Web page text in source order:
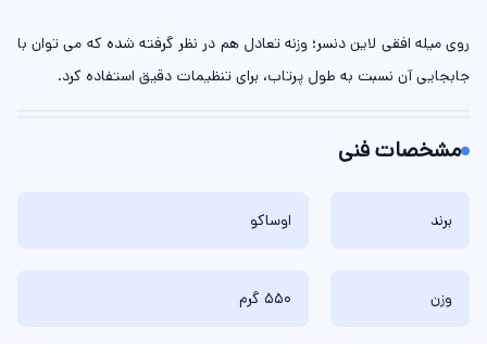
روی میله افقی لاین دنسر؛ وزنه تعادل هم در نظر گرفته شده که می توان با
جابجایی آن نسبت به طول پرتاب، برای تنظیمات دقیق استفاده کرد.
مشخصات فنی
برند اوساکو
وزن 550 گرم